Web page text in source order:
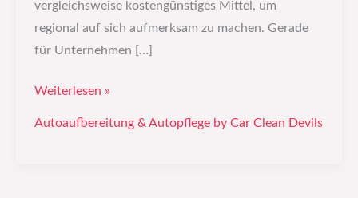
vergleichsweise kostengünstiges Mittel, um
regional auf sich aufmerksam zu machen. Gerade
für Unternehmen […]
Weiterlesen »
Autoaufbereitung & Autopflege by Car Clean Devils